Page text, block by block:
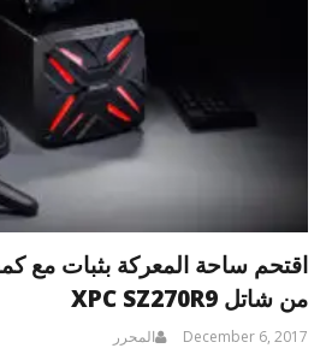
اقتحم ساحة المعركة بثبات مع
من شاتل XPC SZ270R9
December 6, 2017 المحرر